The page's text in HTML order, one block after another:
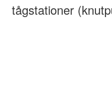
tågstationer